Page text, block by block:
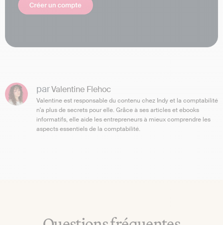
parValentine Flehoc
Valentine est responsable du contenu chez Indy et la comptabilité
n'a plus de secrets pour elle. Grâce à ses articles et ebooks
informatifs, elle aide les entrepreneurs à mieux comprendre les
aspects essentiels de la comptabilité.